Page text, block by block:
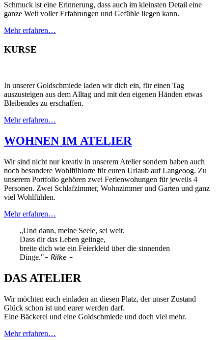
Schmuck ist eine Erinnerung, dass auch im kleinsten Detail eine
ganze Welt voller Erfahrungen und Gefühle liegen kann.
Mehr erfahren…
KURSE
In unserer Goldschmiede laden wir dich ein, für einen Tag
auszusteigen aus dem Alltag und mit den eigenen Händen etwas
Bleibendes zu erschaffen.
Mehr erfahren…
WOHNEN IM ATELIER
Wir sind nicht nur kreativ in unserem Atelier sondern haben auch
noch besondere Wohlfühlorte für euren Urlaub auf Langeoog. Zu
unserem Portfolio gehören zwei Ferienwohungen für jeweils 4
Personen. Zwei Schlafzimmer, Wohnzimmer und Garten und ganz
viel Wohlfühlen.
Mehr erfahren…
„Und dann, meine Seele, sei weit.
Dass dir das Leben gelinge,
breite dich wie ein Feierkleid über die sinnenden
Dinge."– Rilke –
DAS ATELIER
Wir möchten euch einladen an diesen Platz, der unser Zustand
Glück schon ist und eurer werden darf.
Eine Bäckerei und eine Goldschmiede und doch viel mehr.
Mehr erfahren…